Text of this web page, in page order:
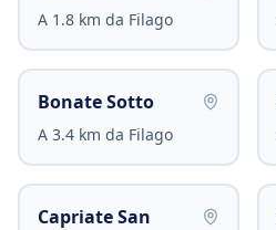
A 1.8 km da Filago
Bonate Sotto
A 3.4 km da Filago
Capriate San